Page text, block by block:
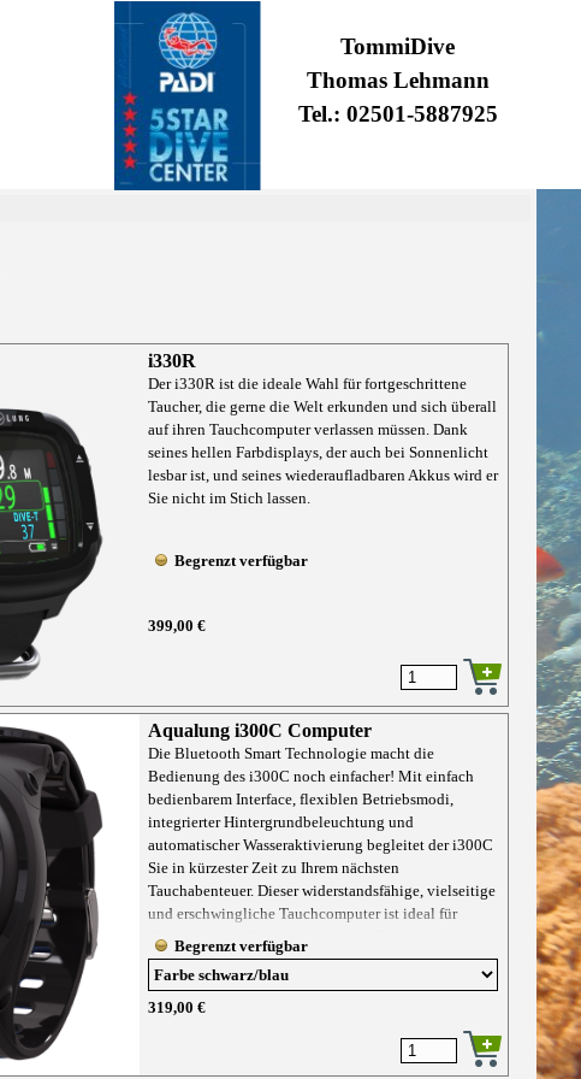
TommiDive
Thomas Lehmann
Tel.: 02501-5887925
i330R
Der i330R ist die ideale Wahl für fortgeschrittene
Taucher, die gerne die Welt erkunden und sich überall
auf ihren Tauchcomputer verlassen müssen. Dank
seines hellen Farbdisplays, der auch bei Sonnenlicht
lesbar ist, und seines wiederaufladbaren Akkus wird er
Sie nicht im Stich lassen.
Begrenzt verfügbar
399,00 €
Aqualung i300C Computer
Die Bluetooth Smart Technologie macht die
Bedienung des i300C noch einfacher! Mit einfach
bedienbarem Interface, flexiblen Betriebsmodi,
integrierter Hintergrundbeleuchtung und
automatischer Wasseraktivierung begleitet der i300C
Sie in kürzester Zeit zu Ihrem nächsten
Tauchabenteuer. Dieser widerstandsfähige, vielseitige
und erschwingliche Tauchcomputer ist ideal für
Tauchanfänger, Tauchschulen und Tauchcenter
geeignet. Über die Bluetooth-Schnittstelle können Sie
die DiverLog+ App benutzen und die Daten Ihrer
Taucherlebnisse über die meisten Mobilgeräte mit
Tauchpartnern teilen. Der i300C ist mit der beliebten
Datenspeicherfunktion ausgestattet, die auch bei
einem Batteriewechsel vorher getätigte Einstellungen
Begrenzt verfügbar
319,00 €